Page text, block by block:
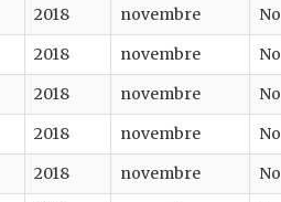
2018 novembre No
2018 novembre No
2018 novembre No
2018 novembre No
2018 novembre No